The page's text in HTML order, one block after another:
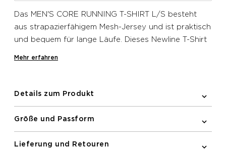
Das MEN'S CORE RUNNING T-SHIRT L/S besteht
aus strapazierfähigem Mesh-Jersey und ist praktisch
und bequem für lange Läufe. Dieses Newline T-Shirt
Mehr erfahren
Details zum Produkt
Größe und Passform
Lieferung und Retouren